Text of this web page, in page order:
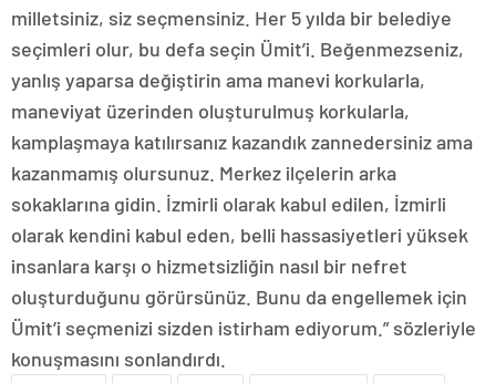
milletsiniz, siz seçmensiniz. Her 5 yılda bir belediye
seçimleri olur, bu defa seçin Ümit’i. Beğenmezseniz,
yanlış yaparsa değiştirin ama manevi korkularla,
maneviyat üzerinden oluşturulmuş korkularla,
kamplaşmaya katılırsanız kazandık zannedersiniz ama
kazanmamış olursunuz. Merkez ilçelerin arka
sokaklarına gidin. İzmirli olarak kabul edilen, İzmirli
olarak kendini kabul eden, belli hassasiyetleri yüksek
insanlara karşı o hizmetsizliğin nasıl bir nefret
oluşturduğunu görürsünüz. Bunu da engellemek için
Ümit’i seçmenizi sizden istirham ediyorum.” sözleriyle
konuşmasını sonlandırdı.